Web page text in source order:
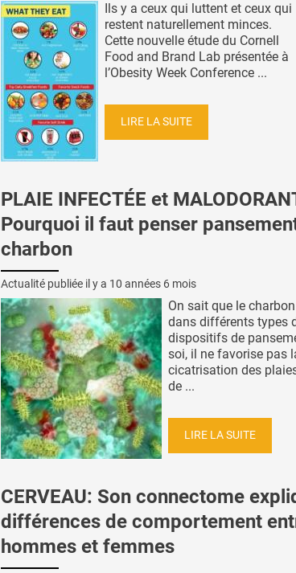
Ils y a ceux qui luttent et ceux qui
restent naturellement minces.
Cette nouvelle étude du Cornell
Food and Brand Lab présentée à
l’Obesity Week Conference ...
LIRE LA SUITE
PLAIE INFECTÉE et
Pourquoi il faut penser
charbon
Actualité publiée il y a 10 années 6 mois
On sait que le
dans différents types
dispositifs de
soi, il ne favorise pas
cicatrisation des
de ...
LIRE LA SUITE
CERVEAU: Son connectome
différences de comportement
hommes et femmes